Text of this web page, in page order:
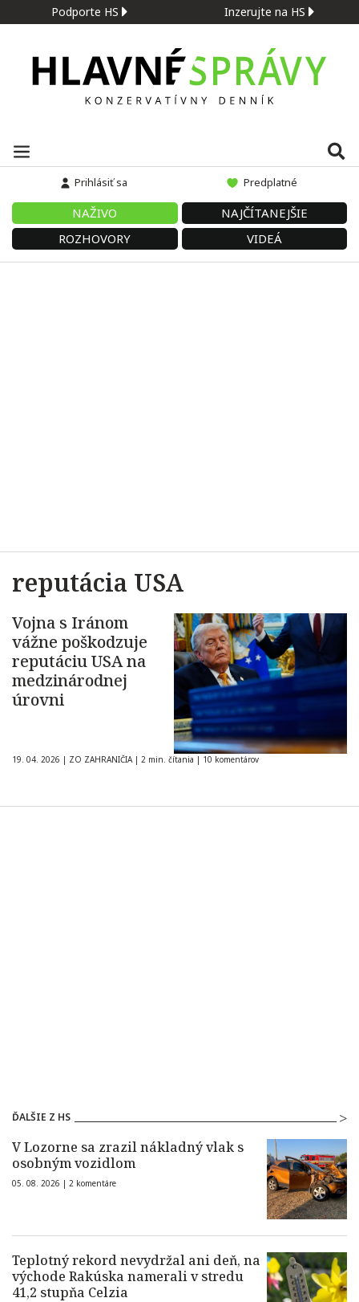
Podporte HS Inzerujte na HS
Prihlásiť sa Predplatné
NAŽIVO
NAJČÍTANEJŠIE
ROZHOVORY
VIDEÁ
reputácia USA
Vojna s Iránom
vážne poškodzuje
reputáciu USA na
medzinárodnej
úrovni
19. 04. 2026 | ZO ZAHRANIČIA | 2 min. čítania | 10 komentárov
ĎALŠIE Z HS
V Lozorne sa zrazil nákladný vlak s
osobným vozidlom
05. 08. 2026 | 2 komentáre
Teplotný rekord nevydržal ani deň, na
východe Rakúska namerali v stredu
41,2 stupňa Celzia